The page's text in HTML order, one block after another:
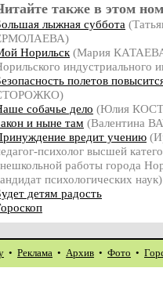
также в этом
лыжная суббота
Норильск (Мария
индустриального
полетов
собачье дело (Юлия
и ныне там (Валентина
вредит учению
психолог высшей
работы города
психологических наук)
детям радость
• Реклама • Архив • Фото •